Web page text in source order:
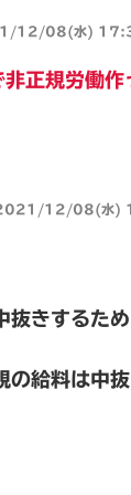
12/08(水)
非正規労働
12/08(水)
抜きするため
の給料は中抜